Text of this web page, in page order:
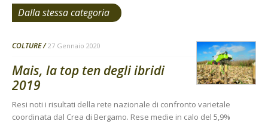
Dalla stessa categoria
COLTURE 27 Gennaio 2020
Mais, la top ten degli ibridi
2019
Resi noti i risultati della rete nazionale di confronto varietale
coordinata dal Crea di Bergamo. Rese medie in calo del 5,9%